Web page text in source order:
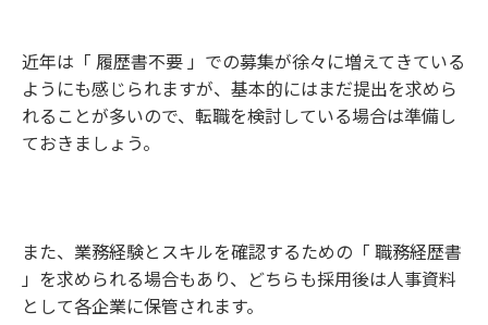
近年は「 履歴書不要 」での募集が徐々に増えてきている
ようにも感じられますが、基本的にはまだ提出を求めら
れることが多いので、転職を検討している場合は準備し
ておきましょう。
また、業務経験とスキルを確認するための「 職務経歴書
」を求められる場合もあり、どちらも採用後は人事資料
として各企業に保管されます。